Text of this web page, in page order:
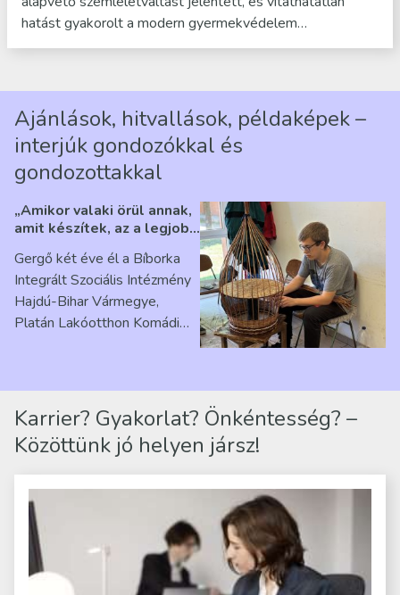
hatást gyakorolt a modern gyermekvédelem…
Ajánlások, hitvallások, példaképek –
interjúk gondozókkal és
gondozottakkal
„Amikor valaki örül annak,
amit készítek, az a legjobb
Ribárszky Gergő ellátottal
Gergő két éve él a Bíborka
Integrált Szociális Intézmény
Hajdú-Bihar Vármegye,
Platán Lakóotthon Komádi
Karrier? Gyakorlat? Önkéntesség? –
Közöttünk jó helyen jársz!